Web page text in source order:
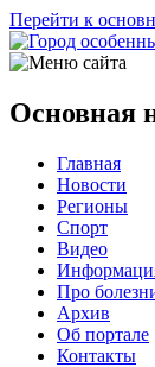
Перейти к
Основная
Главная
Новости
Регионы
Спорт
Видео
Про
Архив
Об портале
Контакты